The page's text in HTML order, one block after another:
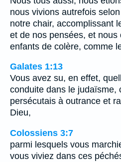
nous vivions autrefois
notre chair, accomplissant
et de nos pensées, et
enfants de colère, comme
Galates 1:13
Vous avez su, en effet,
conduite dans le judaïsme,
persécutais à outrance et
Dieu,
Colossiens 3:7
parmi lesquels vous
vous viviez dans ces